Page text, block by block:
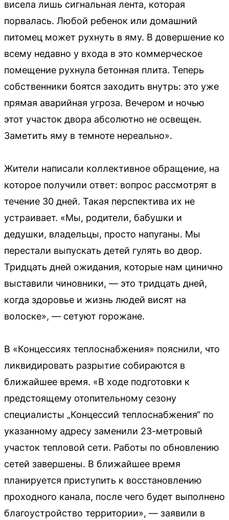
висела лишь сигнальная лента, которая
порвалась. Любой ребенок или домашний
питомец может рухнуть в яму. В довершение ко
всему недавно у входа в это коммерческое
помещение рухнула бетонная плита. Теперь
собственники боятся заходить внутрь: это уже
прямая аварийная угроза. Вечером и ночью
этот участок двора абсолютно не освещен.
Заметить яму в темноте нереально».
Жители написали коллективное обращение, на
которое получили ответ: вопрос рассмотрят в
течение 30 дней. Такая перспектива их не
устраивает. «Мы, родители, бабушки и
дедушки, владельцы, просто напуганы. Мы
перестали выпускать детей гулять во двор.
Тридцать дней ожидания, которые нам цинично
выставили чиновники, — это тридцать дней,
когда здоровье и жизнь людей висят на
волоске», — сетуют горожане.
В «Концессиях теплоснабжения» пояснили, что
ликвидировать разрытие собираются в
ближайшее время. «В ходе подготовки к
предстоящему отопительному сезону
специалисты „Концессий теплоснабжения“ по
указанному адресу заменили 23-метровый
участок тепловой сети. Работы по обновлению
сетей завершены. В ближайшее время
планируется приступить к восстановлению
проходного канала, после чего будет выполнено
благоустройство территории», — заявили в